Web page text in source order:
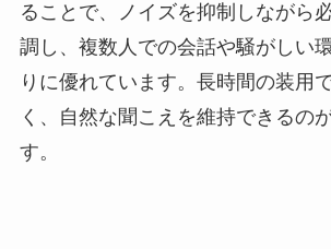
ることで、ノイズを抑制しながら
調し、複数人での会話や騒がしい
りに優れています。長時間の装用
く、自然な聞こえを維持できるの
す。